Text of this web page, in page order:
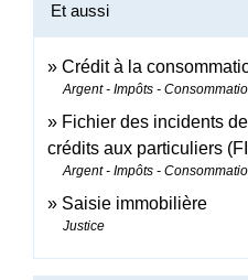
Et aussi
Crédit à la
Argent - Impôts -
Fichier des incidents
crédits aux particuliers
Argent - Impôts -
Saisie immobilière
Justice